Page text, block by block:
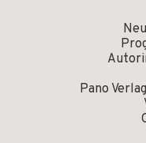
Pano